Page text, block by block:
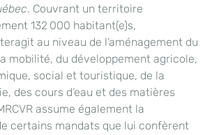
. Couvrant un territoire
132 000 habitant(e)s,
au niveau de l’aménagement du
mobilité, du développement agricole,
social et touristique, de la
des cours d’eau et des matières
assume également la
certains mandats que lui confèrent